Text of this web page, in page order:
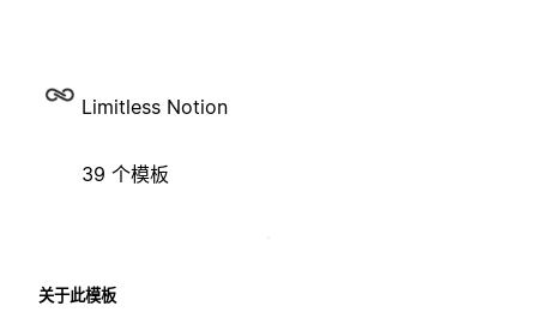
Limitless Notion
39 个模板
关于此模板